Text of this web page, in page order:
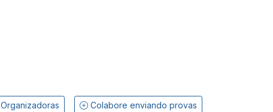
Organizadoras Colabore enviando provas